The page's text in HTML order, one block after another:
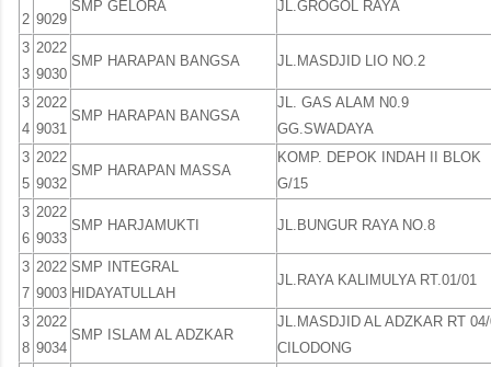
2 9029
SMP GELORA JL.GROGOL RAYA
3
3
2022
9030
SMP HARAPAN BANGSA JL.MASDJID LIO NO.2
3
4
2022
9031
SMP HARAPAN BANGSA
JL. GAS ALAM N0.9
GG.SWADAYA
3
5
2022
9032
SMP HARAPAN MASSA
KOMP. DEPOK INDAH II BLOK
G/15
3
6
2022
9033
SMP HARJAMUKTI JL.BUNGUR RAYA NO.8
3
7
2022
9003
SMP INTEGRAL
HIDAYATULLAH
JL.RAYA KALIMULYA RT.01/01
3
8
2022
9034
SMP ISLAM AL ADZKAR
JL.MASDJID AL ADZKAR RT
CILODONG